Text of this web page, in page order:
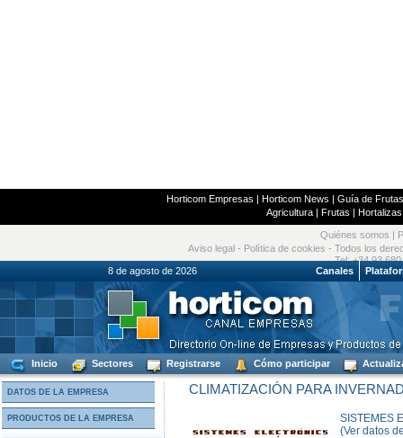
Horticom Empresas | Horticom News | Guía de
Agricultura| Frutas | Hortalizas
Quiénes somos
Aviso legal - Política de cookies - Todos los
Tel: +34 93
8 de agosto de 2026
Canales
Inicio Sectores Registrarse Cómo participar
DATOS DE LA EMPRESA
PRODUCTOS DE LA EMPRESA
CLIMATIZACIÓN PARA
SISTEMES
(Ver datos